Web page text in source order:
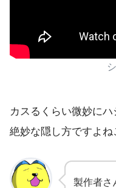
カスるくらい微妙に
絶妙な隠し方ですよね
製作者さ